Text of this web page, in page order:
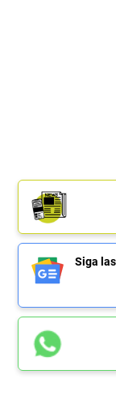
Siga